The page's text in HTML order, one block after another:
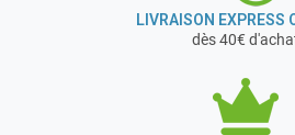
LIVRAISON EXPRESS
dès 40€